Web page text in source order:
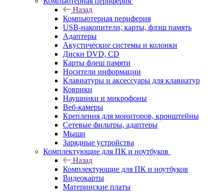
Назад
Компьютерная периферия
USB-накопители, карты, флэш память
Адаптеры
Акустические системы и колонки
Диски DVD, CD
Карты флеш памяти
Носители информации
Клавиатуры и аксессуары для клавиатур
Коврики
Наушники и микрофоны
Веб-камеры
Крепления для мониторов, кронштейны
Сетевые фильтры, адаптеры
Мыши
Зарядные устройства
Комплектующие для ПК и ноутбуков
Назад
Комплектующие для ПК и ноутбуков
Видеокарты
Материнские платы